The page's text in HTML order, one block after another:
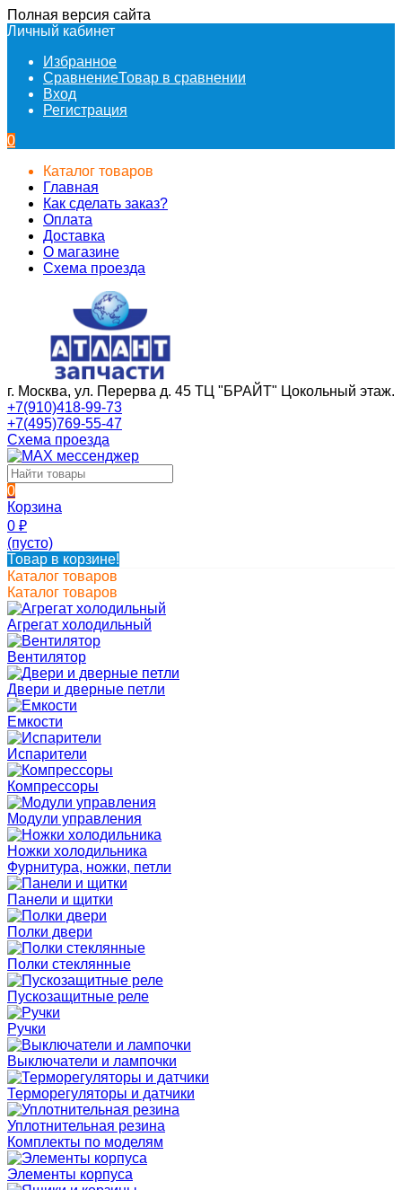
Полная версия сайта
Личный кабинет
Избранное
СравнениеТовар в сравнении
Вход
Регистрация
0
Каталог товаров
Главная
Как сделать заказ?
Оплата
Доставка
О магазине
Схема проезда
г. Москва, ул. Перерва д. 45 ТЦ "БРАЙТ" Цокольный этаж.
+7(910)418-99-73
+7(495)769-55-47
Схема проезда
0
Корзина
0 ₽
(пусто)
Товар в корзине!
Каталог товаров
Каталог товаров
Агрегат холодильный
Вентилятор
Двери и дверные петли
Емкости
Испарители
Компрессоры
Модули управления
Ножки холодильника
Фурнитура, ножки, петли
Панели и щитки
Полки двери
Полки стеклянные
Пускозащитные реле
Ручки
Выключатели и лампочки
Терморегуляторы и датчики
Уплотнительная резина
Комплекты по моделям
Элементы корпуса